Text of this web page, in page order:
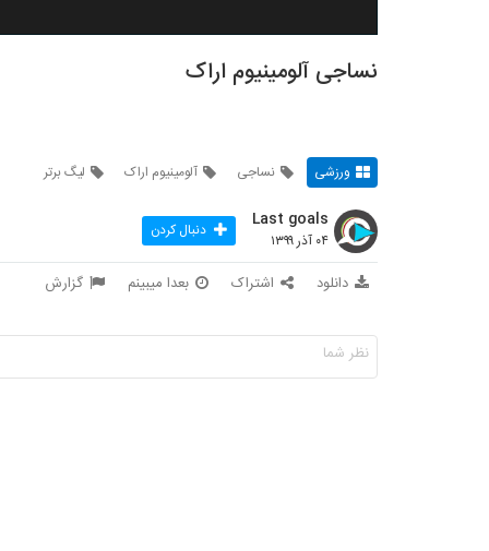
نساجی آلومینیوم اراک
ورزشی نساجی آلومینیوم اراک لیگ برتر
Last goals
۰۴ آذر ۱۳۹۹ دنبال کردن
دانلود اشتراک بعدا میبینم گزارش